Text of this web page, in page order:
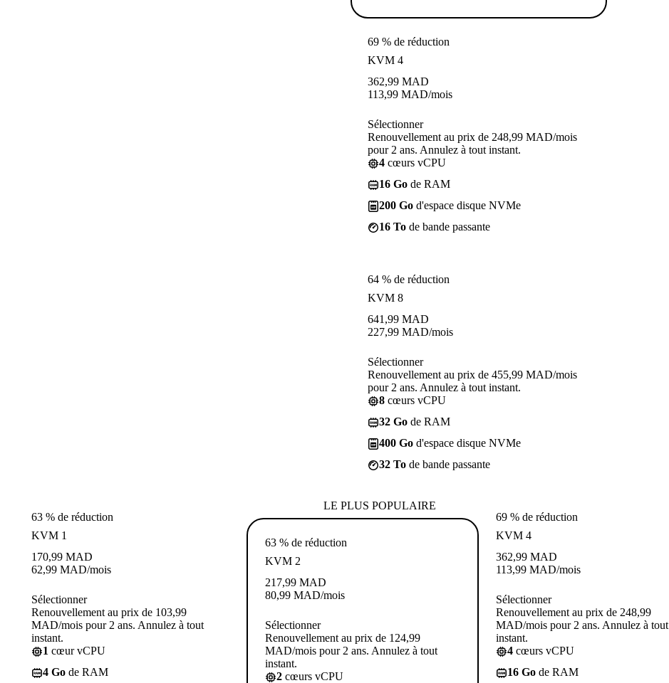
69 % de réduction
KVM 4
362,99 MAD
113,99 MAD/mois
Sélectionner
Renouvellement au prix de 248,99 MAD/mois
pour 2 ans. Annulez à tout instant.
4 cœurs vCPU
16 Go de RAM
200 Go d'espace disque NVMe
16 To de bande passante
64 % de réduction
KVM 8
641,99 MAD
227,99 MAD/mois
Sélectionner
Renouvellement au prix de 455,99 MAD/mois
pour 2 ans. Annulez à tout instant.
8 cœurs vCPU
32 Go de RAM
400 Go d'espace disque NVMe
32 To de bande passante
63 % de réduction
KVM 1
170,99 MAD
62,99 MAD/mois
Sélectionner
Renouvellement au prix de 103,99
MAD/mois pour 2 ans. Annulez à tout
instant.
1 cœur vCPU
4 Go de RAM
LE PLUS POPULAIRE
63 % de réduction
KVM 2
217,99 MAD
80,99 MAD/mois
Sélectionner
Renouvellement au prix de 124,99
MAD/mois pour 2 ans. Annulez à tout
instant.
2 cœurs vCPU
69 % de réduction
KVM 4
362,99 MAD
113,99 MAD/mois
Sélectionner
Renouvellement au prix de 248,99
MAD/mois pour 2 ans. Annulez à tout
instant.
4 cœurs vCPU
16 Go de RAM